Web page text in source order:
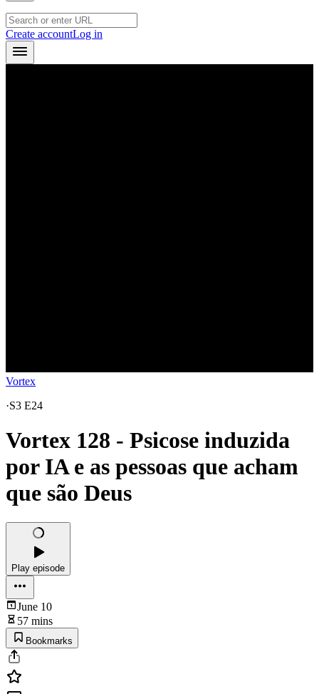
Create accountLog in
Vortex
·S3 E24
Vortex 128 - Psicose induzida
por IA e as pessoas que acham
que são Deus
Play episode
June 10
57 mins
Bookmarks